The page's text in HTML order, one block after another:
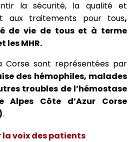
la sécurité, la qualité et
aux traitements pour tous,
de vie de tous et à terme
les MHR.
Corse sont représentées par
des hémophiles, malades
troubles de l’hémostase
Alpes Côte d’Azur Corse
.
voix des patients